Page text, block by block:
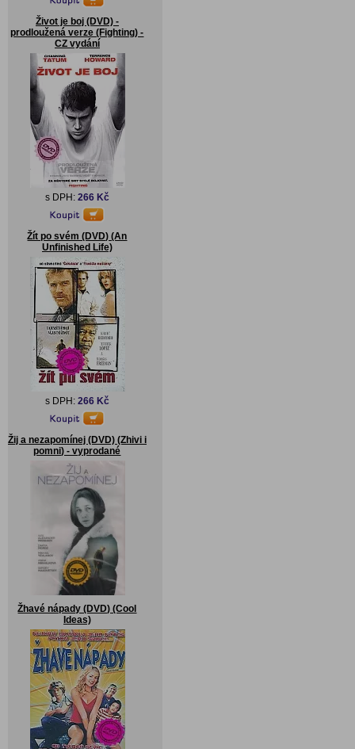
Život je boj (DVD) -
prodloužená verze (Fighting) -
CZ vydání
s DPH: 266 Kč
Žít po svém (DVD) (An
Unfinished Life)
s DPH: 266 Kč
Žij a nezapomínej (DVD) (Zhivi i
pomni) - vyprodané
Žhavé nápady (DVD) (Cool
Ideas)